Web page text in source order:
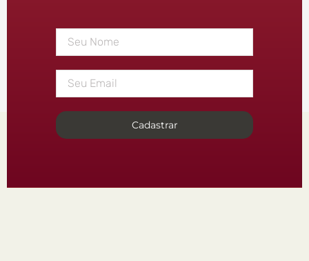
Cadastrar